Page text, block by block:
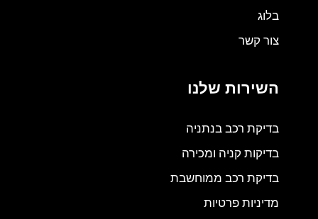
בלוג
צור קשר
השירות שלנו
בדיקת רכב בנתניה
בדיקות קניה ומכירה
בדיקת רכב ממוחשבת
מדיניות פרטיות